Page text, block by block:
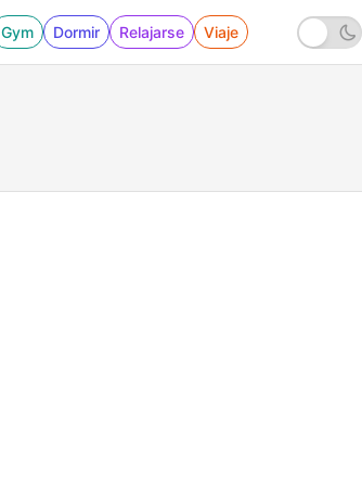
Gym Dormir Relajarse Viaje